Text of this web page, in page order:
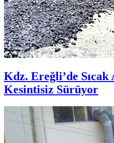
Kdz. Ereğli’de Sıcak
Kesintisiz Sürüyor